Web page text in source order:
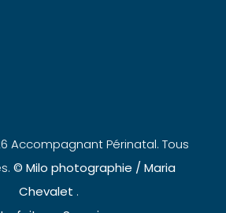
Accompagnant Périnatal. Tous
© Milo photographie / Maria
Chevalet .